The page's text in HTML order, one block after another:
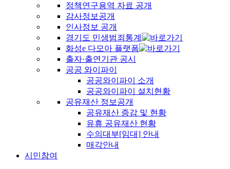
정책연구용역 자료 공개
감사정보공개
인사정보 공개
경기도 민생범죄통계
화성e 다모아 플랫폼
출자·출연기관 공시
공공 와이파이
공공와이파이 소개
공공와이파이 설치현황
공유재산 정보공개
공유재산 증감 및 현황
유휴 공유재산 현황
수의대부[임대] 안내
매각안내
시민참여